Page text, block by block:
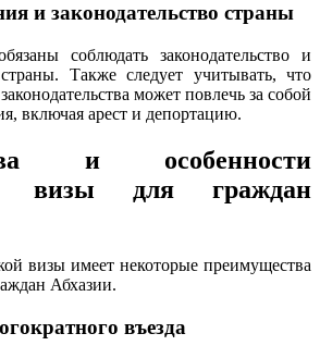
и законодательство страны
соблюдать законодательство и
Также следует учитывать, что
может повлечь за собой
включая арест и депортацию.
и особенности
визы для граждан
визы имеет некоторые преимущества
Абхазии.
въезда